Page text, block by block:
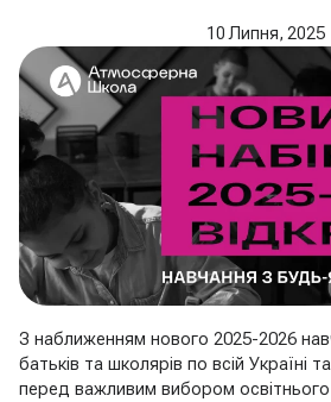
10 Липня, 2025
З наближенням нового 2025-2026
батьків та школярів по всій Україні
перед важливим вибором